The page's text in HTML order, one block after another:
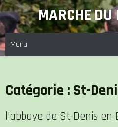
Skip
to
content
MARCHE DU
Menu
Catégorie : St-
l’abbaye de St-Denis en